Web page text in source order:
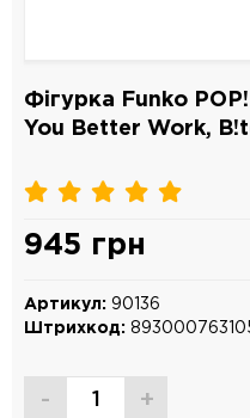
Фігурка Funko
You Better Work,
945 грн
Артикул: 90136
Штрихкод:
- +